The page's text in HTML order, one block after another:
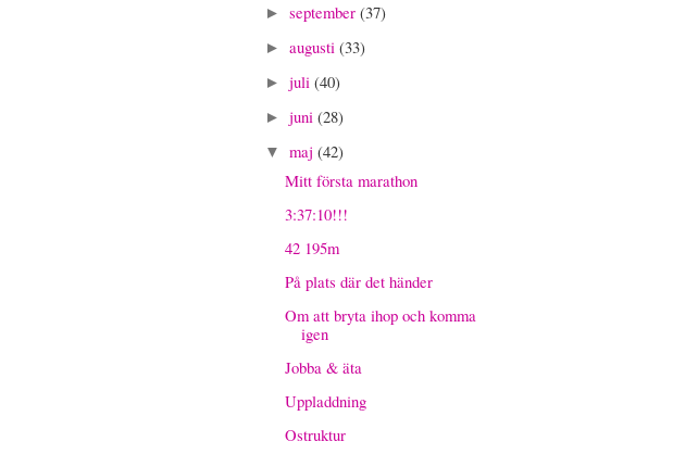
► september (37)
► augusti (33)
► juli (40)
► juni (28)
▼ maj (42)
Mitt första marathon
3:37:10!!!
42 195m
På plats där det händer
Om att bryta ihop och komma
igen
Jobba & äta
Uppladdning
Ostruktur